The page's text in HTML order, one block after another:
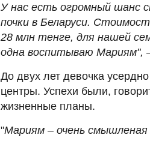
У нас есть огромный шанс
почки в Беларуси.
28 млн тенге, для нашей
одна воспитываю Мариям",
До двух лет девочка
центры. Успехи были,
жизненные планы.
"Мариям – очень